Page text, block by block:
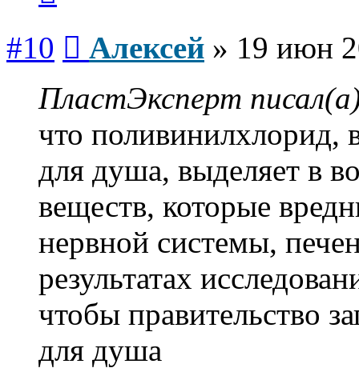
#10 Алексей » 19 июн
ПластЭксперт
что поливинилхлорид,
для душа, выделяет в
веществ, которые
нервной системы,
результатах
чтобы правительство
для душа